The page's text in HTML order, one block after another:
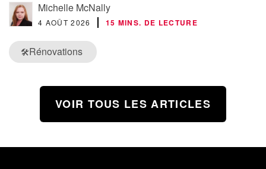
Michelle McNally
4 AOÛT 2026 15 MINS. DE LECTURE
🛠️Rénovations
VOIR TOUS LES ARTICLES